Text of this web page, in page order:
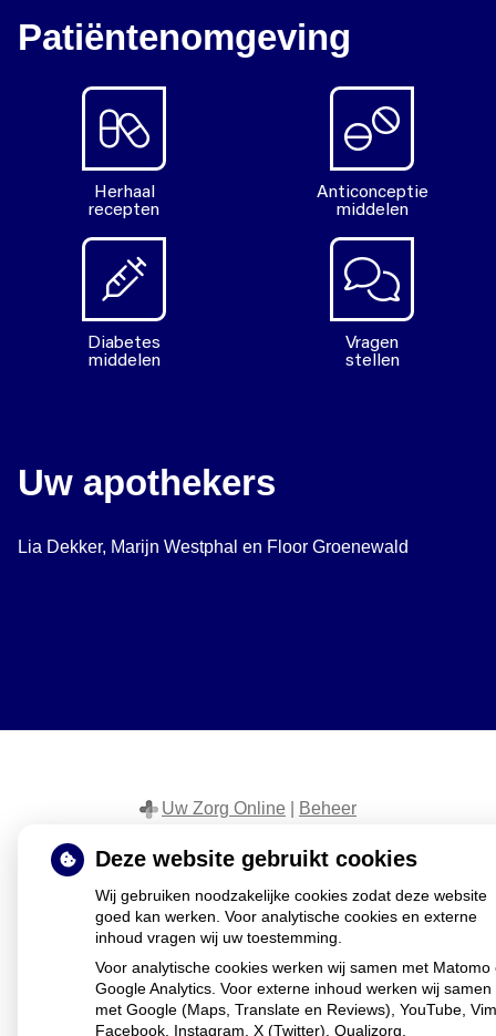
Patiëntenomgeving
Herhaal
recepten
Anticonceptie
middelen
Diabetes
middelen
Vragen
stellen
Uw apothekers
Lia Dekker, Marijn Westphal en Floor Groenewald
Uw Zorg Online Beheer
Privacy verklaring|Cookie-instellingen|Voorwaarden
Deze website gebruikt cookies
Wij gebruiken noodzakelijke cookies zodat deze website
goed kan werken. Voor analytische cookies en externe
inhoud vragen wij uw toestemming.
Voor analytische cookies werken wij samen met Matomo
Google Analytics. Voor externe inhoud werken wij samen
met Google (Maps, Translate en Reviews), YouTube,
Facebook, Instagram, X (Twitter), Qualizorg,